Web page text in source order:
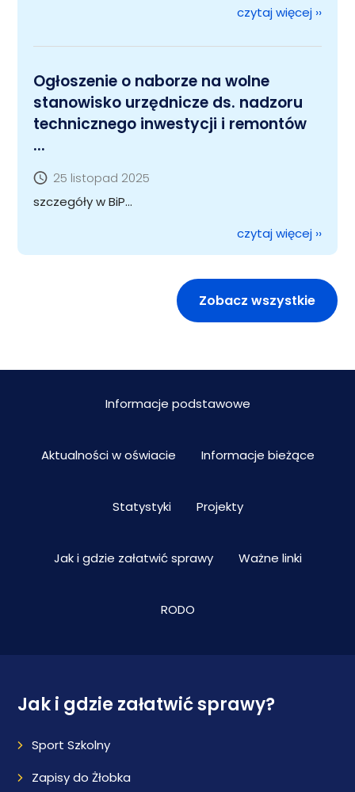
czytaj więcej ››
Ogłoszenie o naborze na wolne
stanowisko urzędnicze ds. nadzoru
technicznego inwestycji i remontów
...
25 listopad 2025
szczegóły w BiP...
czytaj więcej ››
Zobacz wszystkie
Informacje podstawowe
Aktualności w oświacie Informacje bieżące
Statystyki Projekty
Jak i gdzie załatwić sprawy Ważne linki
RODO
Jak i gdzie załatwić sprawy?
Sport Szkolny
Zapisy do Żłobka